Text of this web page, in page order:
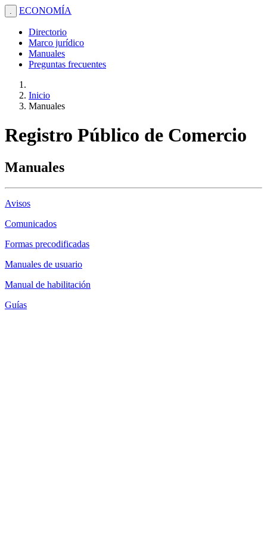
. ECONOMÍA
Directorio
Marco jurídico
Manuales
Preguntas frecuentes
Inicio
Manuales
Registro Público de Comercio
Manuales
Avisos
Comunicados
Formas precodificadas
Manuales de usuario
Manual de habilitación
Guías